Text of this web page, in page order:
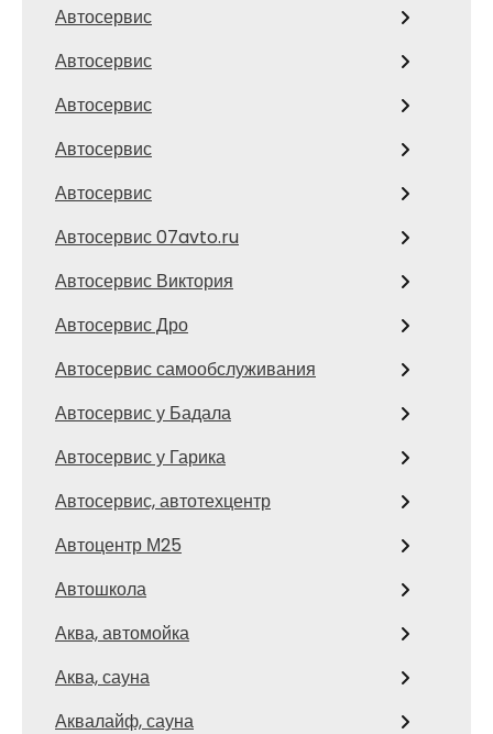
Автосервис
Автосервис
Автосервис
Автосервис
Автосервис
Автосервис 07avto.ru
Автосервис Виктория
Автосервис Дро
Автосервис самообслуживания
Автосервис у Бадала
Автосервис у Гарика
Автосервис, автотехцентр
Автоцентр М25
Автошкола
Аква, автомойка
Аква, сауна
Аквалайф, сауна